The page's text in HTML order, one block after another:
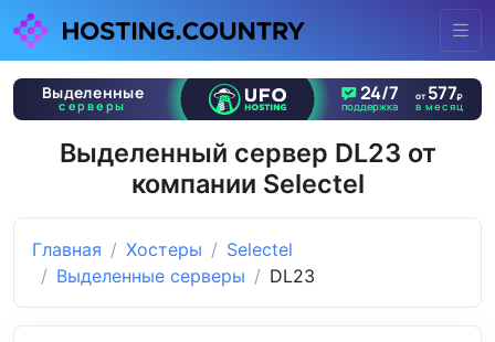
Выделенный сервер DL23 от
компании Selectel
Главная Хостеры
Selectel
Выделенные серверы
DL23